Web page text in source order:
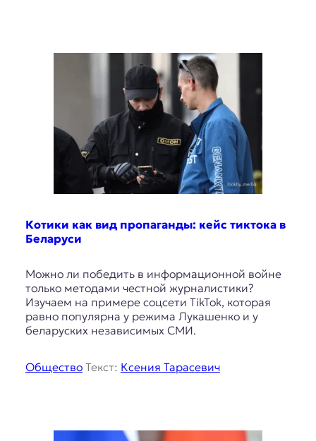
Котики как вид пропаганды: кейс тиктока в
Беларуси
Можно ли победить в информационной войне
только методами честной журналистики?
Изучаем на примере соцсети TikTok, которая
равно популярна у режима Лукашенко и у
беларуских независимых СМИ.
ОбществоТекст: Ксения Тарасевич